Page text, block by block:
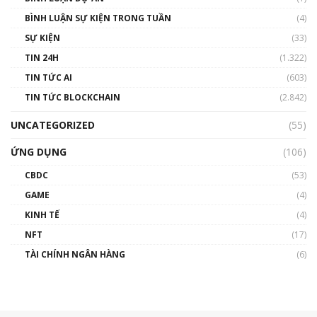
BÌNH LUẬN SỰ KIỆN TRONG TUẦN
(4)
SỰ KIỆN
(33)
TIN 24H
(1.322)
TIN TỨC AI
(603)
TIN TỨC BLOCKCHAIN
(2.842)
UNCATEGORIZED
(55)
ỨNG DỤNG
(106)
CBDC
(53)
GAME
(4)
KINH TẾ
(4)
NFT
(17)
TÀI CHÍNH NGÂN HÀNG
(6)